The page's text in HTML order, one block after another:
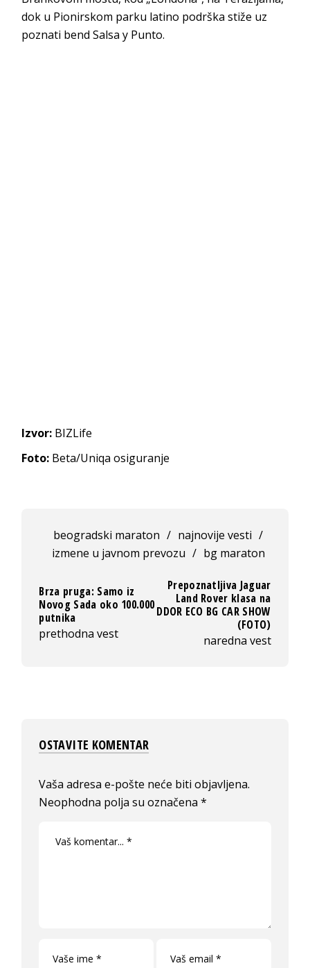
dok u Pionirskom parku latino podrška stiže uz
poznati bend Salsa y Punto.
Izvor: BIZLife
Foto: Beta/Uniqa osiguranje
beogradski maraton / najnovije vesti /
izmene u javnom prevozu / bg maraton
Brza pruga: Samo iz
Novog Sada oko 100.000
putnika
prethodna vest
Prepoznatljiva Jaguar
Land Rover klasa na
DDOR ECO BG CAR SHOW
(FOTO)
naredna vest
OSTAVITE KOMENTAR
Vaša adresa e-pošte neće biti objavljena.
Neophodna polja su označena*